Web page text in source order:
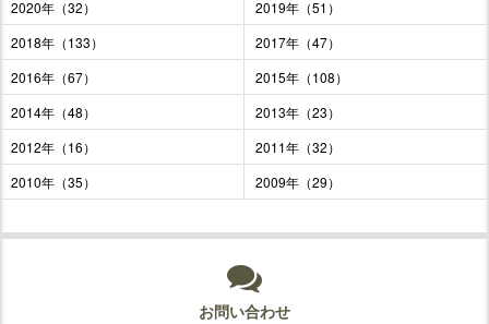
2020年（32）
2019年（51）
2018年（133）
2017年（47）
2016年（67）
2015年（108）
2014年（48）
2013年（23）
2012年（16）
2011年（32）
2010年（35）
2009年（29）
お問い合わせ